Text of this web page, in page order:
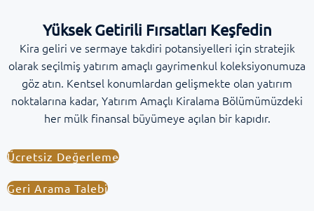
Yüksek Getirili Fırsatları Keşfedin
Kira geliri ve sermaye takdiri potansiyelleri için stratejik
olarak seçilmiş yatırım amaçlı gayrimenkul koleksiyonumuza
göz atın. Kentsel konumlardan gelişmekte olan yatırım
noktalarına kadar, Yatırım Amaçlı Kiralama Bölümümüzdeki
her mülk finansal büyümeye açılan bir kapıdır.
Ücretsiz Değerleme
Geri Arama Talebi